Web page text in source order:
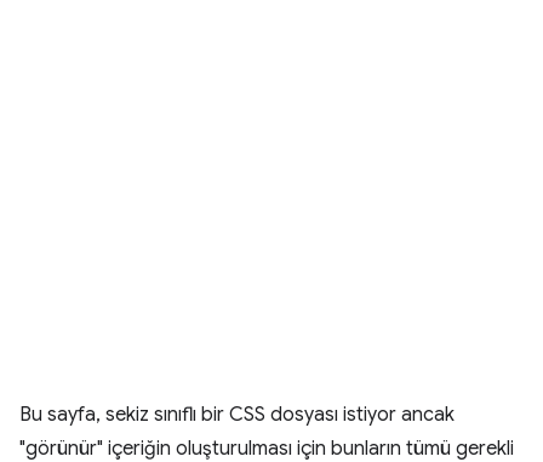
Bu sayfa, sekiz sınıflı bir CSS dosyası istiyor ancak
"görünür" içeriğin oluşturulması için bunların tümü gerekli